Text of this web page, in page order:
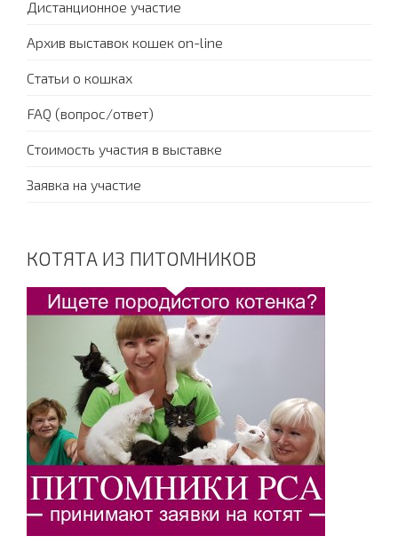
Дистанционное участие
Архив выставок кошек on-line
Статьи о кошках
FAQ (вопрос/ответ)
Стоимость участия в выставке
Заявка на участие
КОТЯТА ИЗ ПИТОМНИКОВ